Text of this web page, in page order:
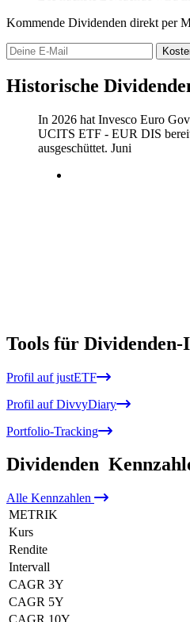
Kommende Dividenden direkt per
Historische
In 2026 hat Invesco Euro
UCITS ETF - EUR DIS
ausgeschüttet. Juni
Tools für Dividenden-
Profil auf justETF
Profil auf DivvyDiary
Portfolio-Tracking
Dividenden
Alle Kennzahlen
METRIK
Kurs
Rendite
Intervall
CAGR 3Y
CAGR 5Y